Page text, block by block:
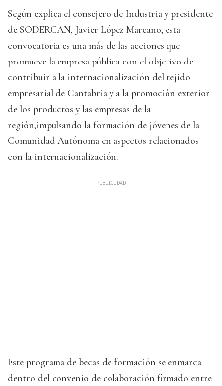
Según explica el consejero de Industria y presidente
de SODERCAN, Javier López Marcano, esta
convocatoria es una más de las acciones que
promueve la empresa pública con el objetivo de
contribuir a la internacionalización del tejido
empresarial de Cantabria y a la promoción exterior
de los productos y las empresas de la
región,impulsando la formación de jóvenes de la
Comunidad Autónoma en aspectos relacionados
con la internacionalización.
Este programa de becas de formación se enmarca
dentro del convenio de colaboración firmado entre